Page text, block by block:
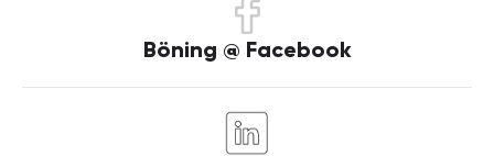
Böning @ Facebook